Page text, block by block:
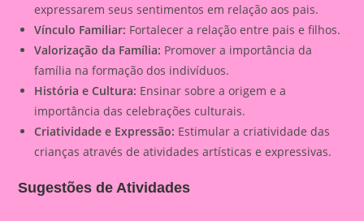
expressarem seus sentimentos em relação aos pais.
Vínculo Familiar: Fortalecer a relação entre pais e filhos.
Valorização da Família: Promover a importância da
família na formação dos indivíduos.
História e Cultura: Ensinar sobre a origem e a
importância das celebrações culturais.
Criatividade e Expressão: Estimular a criatividade das
crianças através de atividades artísticas e expressivas.
Sugestões de Atividades